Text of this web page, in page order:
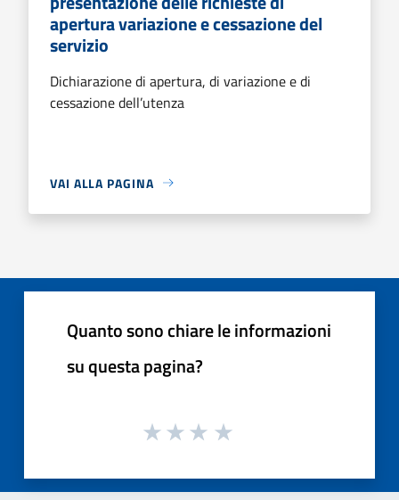
apertura variazione e cessazione del
servizio
Dichiarazione di apertura, di variazione e di
cessazione dell’utenza
VAI ALLA PAGINA
Quanto sono chiare le informazioni
su questa pagina?